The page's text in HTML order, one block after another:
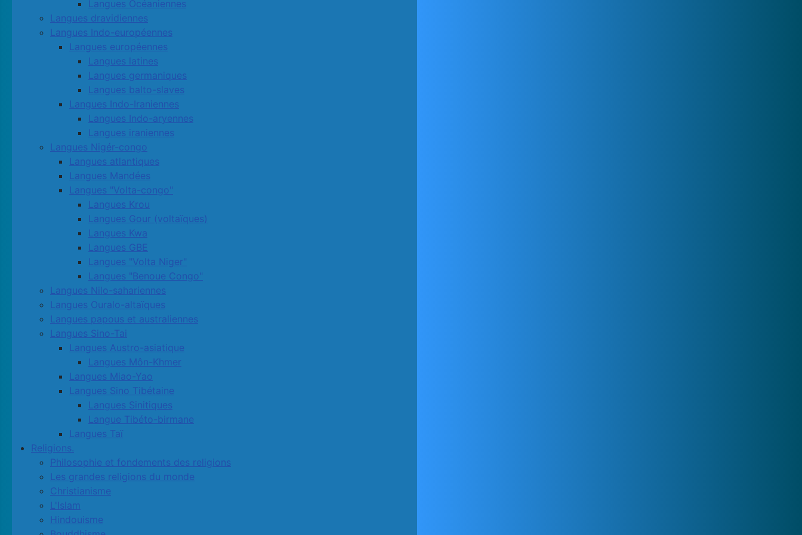
Langues Océaniennes
Langues dravidiennes
Langues Indo-européennes
Langues européennes
Langues latines
Langues germaniques
Langues balto-slaves
Langues Indo-Iraniennes
Langues Indo-aryennes
Langues iraniennes
Langues Nigér-congo
Langues atlantiques
Langues Mandées
Langues "Volta-congo"
Langues Krou
Langues Gour (voltaïques)
Langues Kwa
Langues GBE
Langues "Volta Niger"
Langues "Benoue Congo"
Langues Nilo-sahariennes
Langues Ouralo-altaïques
Langues papous et australiennes
Langues Sino-Tai
Langues Austro-asiatique
Langues Môn-Khmer
Langues Miao-Yao
Langues Sino Tibétaine
Langues Sinitiques
Langue Tibéto-birmane
Langues Taï
Religions.
Philosophie et fondements des religions
Les grandes religions du monde
Christianisme
L'Islam
Hindouisme